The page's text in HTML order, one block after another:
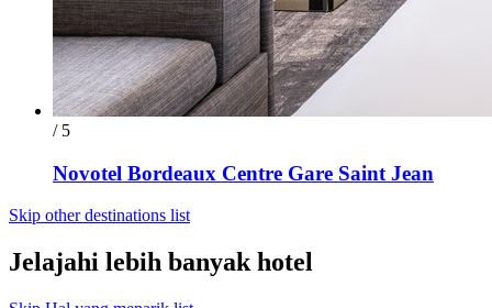
/ 5
Novotel Bordeaux Centre Gare Saint Jean
Skip other destinations list
Jelajahi lebih banyak hotel